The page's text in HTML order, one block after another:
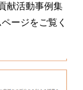
献活動事例集
ージをご覧く